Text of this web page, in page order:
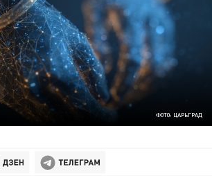
ФОТО: ЦАРЬГРАД